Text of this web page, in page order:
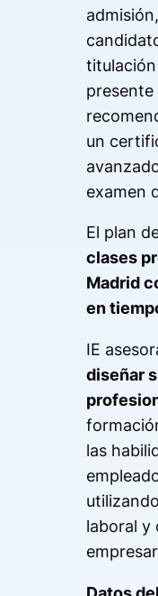
presente
un
examen
El plan
clases
Madrid
en
IE
diseñar
las
laboral y